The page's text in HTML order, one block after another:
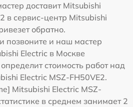
доставит Mitsubishi
в сервис-центр Mitsubishi
обратно.
позвоните и наш мастер
Electric в Москве
стоимость работ над
Electric MSZ-FH50VE2.
Mitsubishi Electric MSZ-
в среднем занимает 2